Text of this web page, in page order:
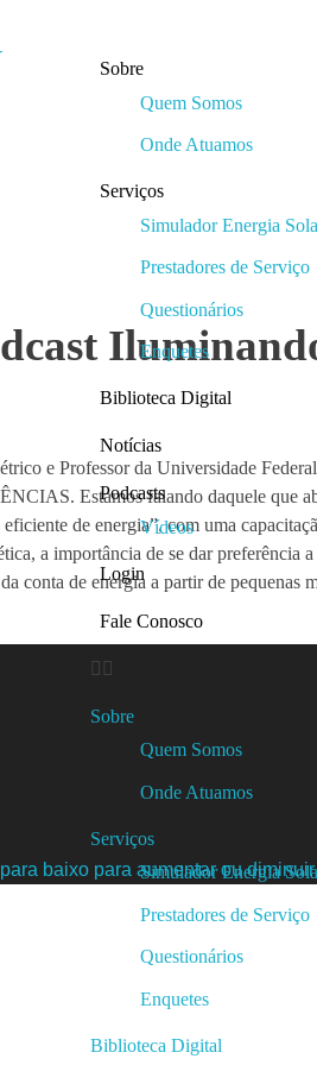
Sobre
Quem Somos
Onde Atuamos
Serviços
Simulador Energia
Prestadores de Serviço
Questionários
Enquetes
Biblioteca Digital
Notícias
Podcasts
Vídeos
Login
Fale Conosco
Sobre
Quem Somos
Onde Atuamos
Serviços
Simulador Energia
Prestadores de Serviço
Questionários
Enquetes
Biblioteca Digital
e Professor da Universidade
Estamos falando daquele
de energia”, com uma
a importância de se dar preferência
conta de energia a partir de pequenas
baixo para aumentar ou